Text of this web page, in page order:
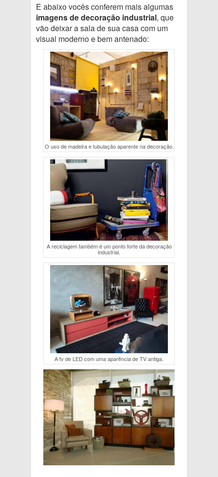
E abaixo vocês conferem mais algumas
imagens de decoração industrial, que
vão deixar a sala de sua casa com um
visual moderno e bem antenado:
O uso de madeira e tubulação aparente na decoração.
A reciclagem também é um ponto forte da decoração
industrial.
A tv de LED com uma aparência de TV antiga.